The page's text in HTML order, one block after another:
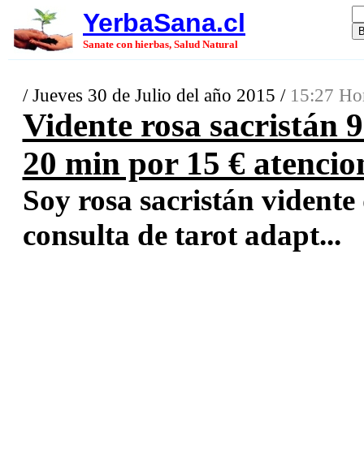
YerbaSana.cl
Sanate con hierbas, Salud Natural
/ Jueves 30 de Julio del año 2015 / 15:27
Vidente rosa sacristán
20 min por 15 €
Soy rosa sacristán
consulta de tarot adapt...